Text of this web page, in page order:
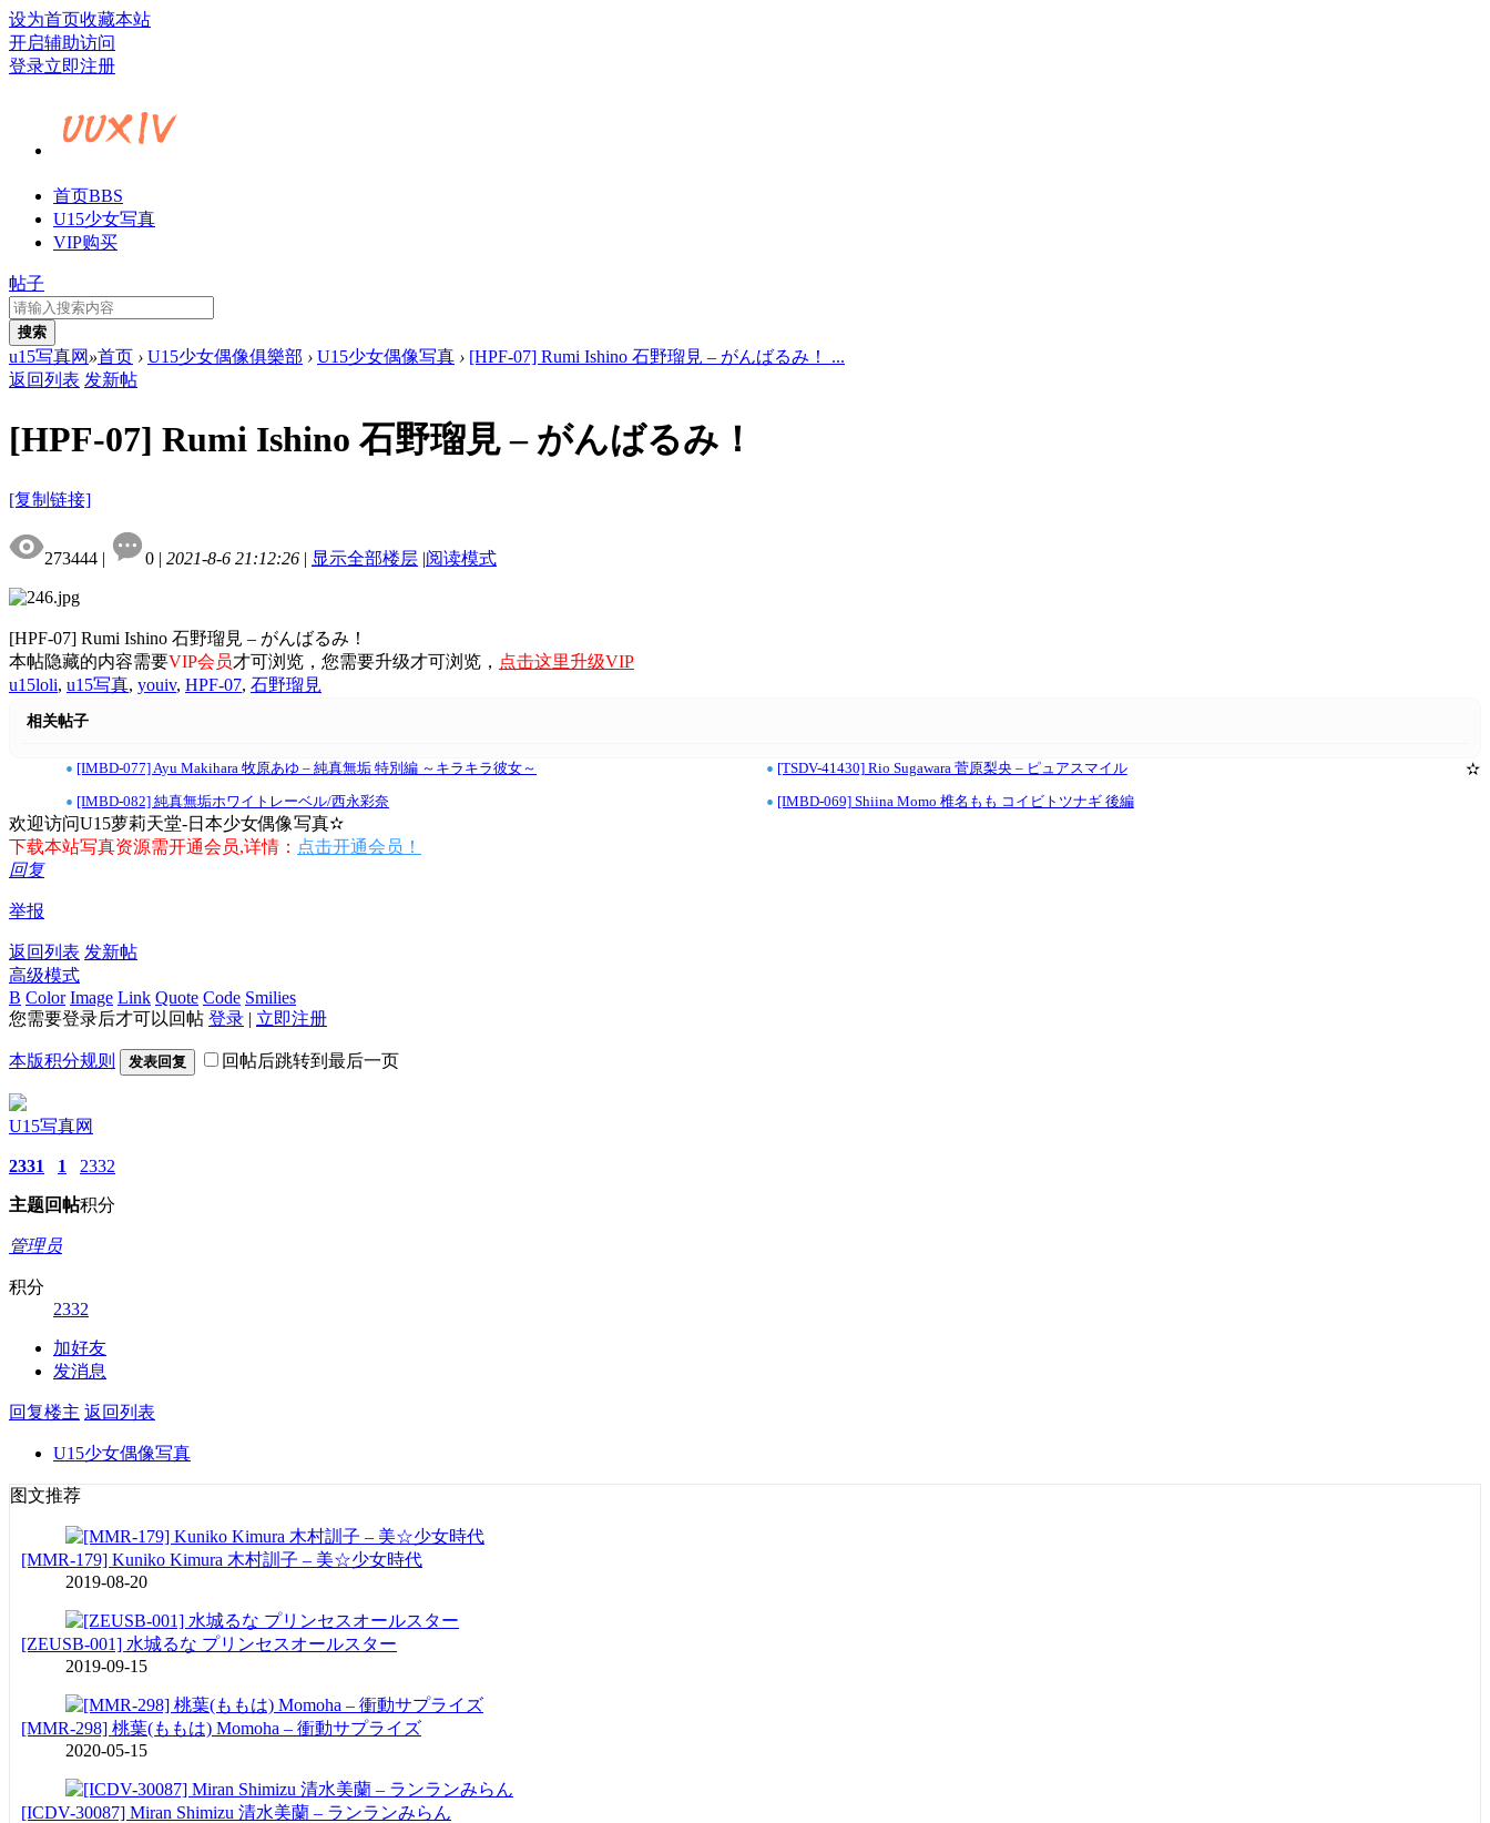
设为首页收藏本站
开启辅助访问
登录立即注册
首页BBS
U15少女写真
VIP购买
帖子
搜索
u15写真网 »首页 › U15少女偶像俱樂部 › U15少女偶像写真 › [HPF-07] Rumi Ishino 石野瑠見 – がんばるみ！ ...
返回列表 发新帖
[HPF-07] Rumi Ishino 石野瑠見 – がんばるみ！
[复制链接]
273444 | 0 | 2021-8-6 21:12:26 | 显示全部楼层 |阅读模式
[HPF-07] Rumi Ishino 石野瑠見 – がんばるみ！
本帖隐藏的内容需要VIP会员才可浏览，您需要升级才可浏览， 点击这里升级VIP
u15loli, u15写真, youiv, HPF-07, 石野瑠見
相关帖子
• [IMBD-077] Ayu Makihara 牧原あゆ – 純真無垢 特別編 ～キラキラ彼女～ • [TSDV-41430] Rio Sugawara 菅原梨央 – ピュアスマイル
• [IMBD-082] 純真無垢ホワイトレーベル/西永彩奈 • [IMBD-069] Shiina Momo 椎名もも コイビトツナギ 後編
✫
欢迎访问U15萝莉天堂-日本少女偶像写真✫
下载本站写真资源需开通会员,详情： 点击开通会员！
回复
举报
返回列表 发新帖
高级模式
B Color Image Link Quote Code Smilies
您需要登录后才可以回帖 登录 | 立即注册
本版积分规则 发表回复 回帖后跳转到最后一页
U15写真网
2331
主题
1
回帖
2332
积分
管理员
积分
2332
加好友
发消息
回复楼主 返回列表
U15少女偶像写真
图文推荐
[MMR-179] Kuniko Kimura 木村訓子 – 美☆少女時代
2019-08-20
[ZEUSB-001] 水城るな プリンセスオールスター
2019-09-15
[MMR-298] 桃葉(ももは) Momoha – 衝動サプライズ
2020-05-15
[ICDV-30087] Miran Shimizu 清水美蘭 – ランランみらん